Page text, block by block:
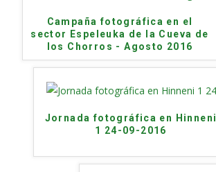
Campaña fotográfica en el
sector Espeleuka de la Cueva de
los Chorros - Agosto 2016
Jornada fotográfica en Hinneni
1 24-09-2016